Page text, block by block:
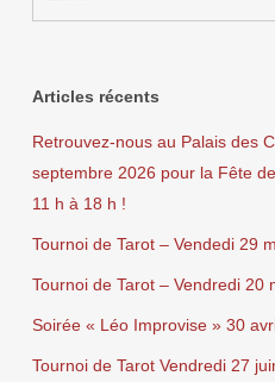
Articles récents
Retrouvez-nous au Palais des
septembre 2026 pour la Fête
11 h à 18 h !
Tournoi de Tarot – Vendedi 29
Tournoi de Tarot – Vendredi 20
Soirée « Léo Improvise » 30
Tournoi de Tarot Vendredi 27